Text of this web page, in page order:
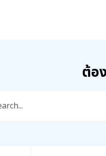
ต้อ